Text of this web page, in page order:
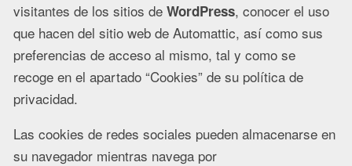
visitantes de los sitios de WordPress, conocer el uso
que hacen del sitio web de Automattic, así como sus
preferencias de acceso al mismo, tal y como se
recoge en el apartado “Cookies” de su política de
privacidad.
Las cookies de redes sociales pueden almacenarse en
su navegador mientras navega por